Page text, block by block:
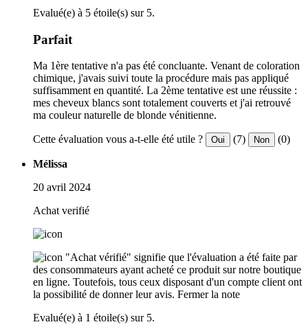
Evalué(e) à 5 étoile(s) sur 5.
Parfait
Ma 1ère tentative n'a pas été concluante. Venant de coloration
chimique, j'avais suivi toute la procédure mais pas appliqué
suffisamment en quantité. La 2ème tentative est une réussite :
mes cheveux blancs sont totalement couverts et j'ai retrouvé
ma couleur naturelle de blonde vénitienne.
Cette évaluation vous a-t-elle été utile ? Oui (7) Non (0)
Mélissa
20 avril 2024
Achat verifié
"Achat vérifié" signifie que l'évaluation a été faite par
des consommateurs ayant acheté ce produit sur notre boutique
en ligne. Toutefois, tous ceux disposant d'un compte client ont
la possibilité de donner leur avis. Fermer la note
Evalué(e) à 1 étoile(s) sur 5.